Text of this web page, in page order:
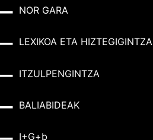
NOR GARA
LEXIKOA ETA HIZTEGIGINTZA
ITZULPENGINTZA
BALIABIDEAK
I+G+b